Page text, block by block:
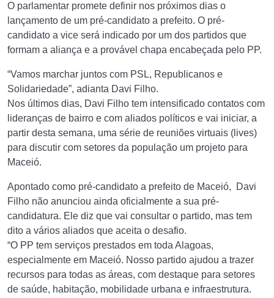
O parlamentar promete definir nos próximos dias o
lançamento de um pré-candidato a prefeito. O pré-
candidato a vice será indicado por um dos partidos que
formam a aliança e a provável chapa encabeçada pelo PP.
“Vamos marchar juntos com PSL, Republicanos e
Solidariedade”, adianta Davi Filho.
Nos últimos dias, Davi Filho tem intensificado contatos com
lideranças de bairro e com aliados políticos e vai iniciar, a
partir desta semana, uma série de reuniões virtuais (lives)
para discutir com setores da população um projeto para
Maceió.
Apontado como pré-candidato a prefeito de Maceió, Davi
Filho não anunciou ainda oficialmente a sua pré-
candidatura. Ele diz que vai consultar o partido, mas tem
dito a vários aliados que aceita o desafio.
“O PP tem serviços prestados em toda Alagoas,
especialmente em Maceió. Nosso partido ajudou a trazer
recursos para todas as áreas, com destaque para setores
de saúde, habitação, mobilidade urbana e infraestrutura.